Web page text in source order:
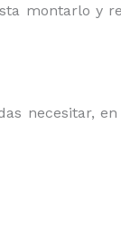
montarlo y
necesitar,